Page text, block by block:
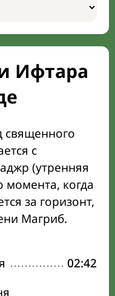
Ифтара
священного
с
(утренняя
момента, когда
за горизонт,
Магриб.
02:42